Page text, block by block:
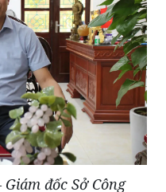
đốc Sở Công